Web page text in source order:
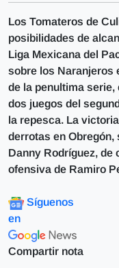
Los Tomateros de
posibilidades de
Liga Mexicana del
sobre los Naranjeros
de la penultima serie,
dos juegos del
la repesca. La
derrotas en Obregón,
Danny Rodríguez, de
ofensiva de Ramiro
Síguenos
en
Compartir nota